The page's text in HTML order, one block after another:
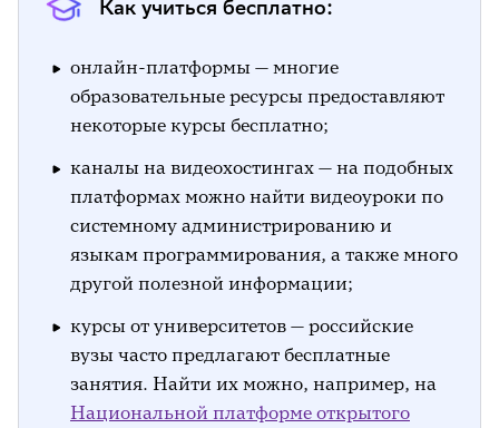
Как учиться бесплатно:
онлайн-платформы — многие
образовательные ресурсы предоставляют
некоторые курсы бесплатно;
каналы на видеохостингах — на подобных
платформах можно найти видеоуроки по
системному администрированию и
языкам программирования, а также много
другой полезной информации;
курсы от университетов — российские
вузы часто предлагают бесплатные
занятия. Найти их можно, например, на
Национальной платформе открытого